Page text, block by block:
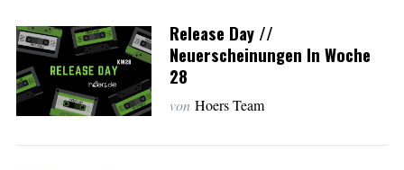
Release Day //
Neuerscheinungen In Woche
28
von Hoers Team